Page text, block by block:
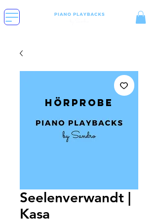
Seelenverwandt |
Kasa
Hörprobe